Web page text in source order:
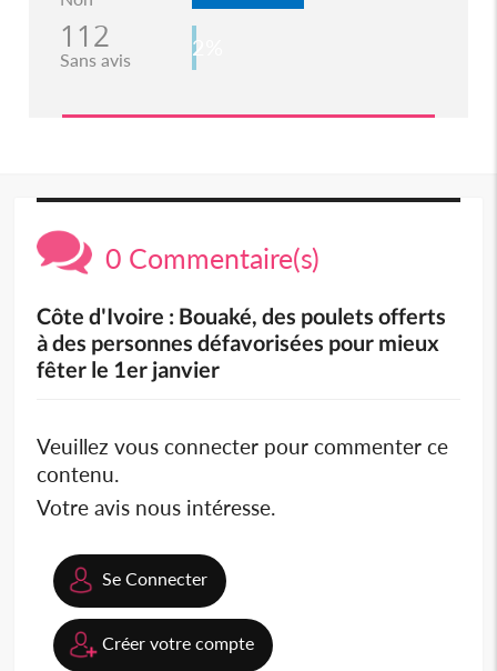
112
Sans avis 2%
0 Commentaire(s)
Côte d'Ivoire : Bouaké, des poulets offerts
à des personnes défavorisées pour mieux
fêter le 1er janvier
Veuillez vous connecter pour commenter ce
contenu.
Votre avis nous intéresse.
Se Connecter
Créer votre compte